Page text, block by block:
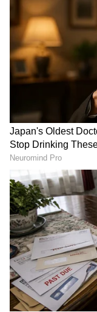
ಬಳ್ಳಾರಿಯಲ್ಲಿ ಸಿಕ್ಕ
ಶತಮಾನದ ನಿಗೂಢ
ಶಾಸನ ಪತ್ತೆ!
ಅಂತೆಯೇ ಈ
ವಂಶಸ್ಥರು
ನೀಡಿದ ಭೂಮಿಯ
Varanasi train
delivery: ರೈಲಲ್ಲಿ ಹೆರಿಗೆ
ಮಾಡಿಸಿದ ಹಾಸನ
ವಿದ್ಯಾರ್ಥಿನಿಯರು
'ನನ್ನನ್ನ ಭಾವಿ ಸಿಎಂ
ಕರೆಯೋದೇ ನನಗೆ
ವಿಜಯೇಂದ್ರ ಹೇಳಿಕೆ